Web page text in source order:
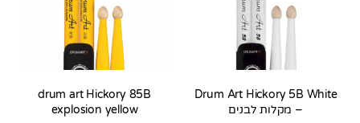
Drum Art Hickory 5B White
– מקלות לבנים
drum art Hickory 85B
explosion yellow